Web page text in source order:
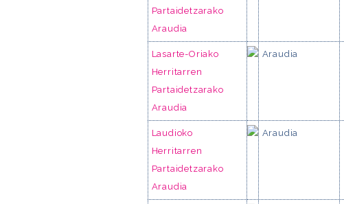
Partaidetzarako
Araudia
Lasarte-Oriako
Herritarren
Partaidetzarako
Araudia
Araudia
Laudioko
Herritarren
Partaidetzarako
Araudia
Araudia